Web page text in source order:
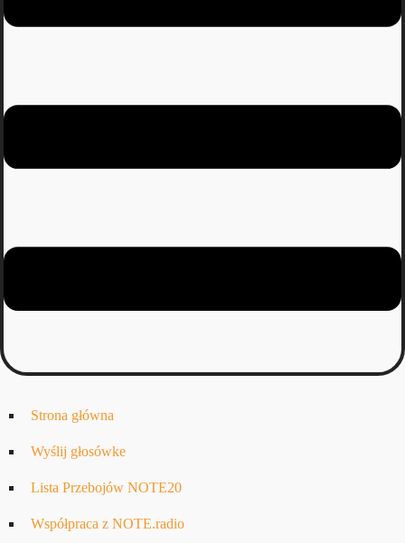
Strona główna
Wyślij głosówke
Lista Przebojów NOTE20
Współpraca z NOTE.radio